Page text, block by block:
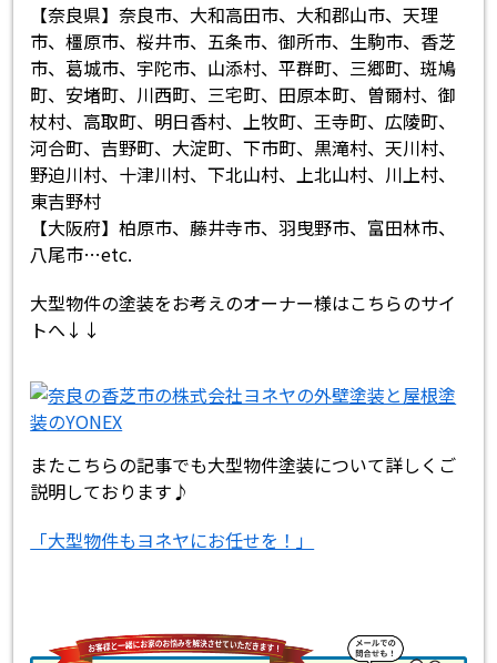
【奈良県】奈良市、大和高田市、大和郡山市、天理
市、橿原市、桜井市、五条市、御所市、生駒市、香芝
市、葛城市、宇陀市、山添村、平群町、三郷町、斑鳩
町、安堵町、川西町、三宅町、田原本町、曽爾村、御
杖村、高取町、明日香村、上牧町、王寺町、広陵町、
河合町、吉野町、大淀町、下市町、黒滝村、天川村、
野迫川村、十津川村、下北山村、上北山村、川上村、
東吉野村
【大阪府】柏原市、藤井寺市、羽曳野市、富田林市、
八尾市…etc.
大型物件の塗装をお考えのオーナー様はこちらのサイ
トへ↓↓
またこちらの記事でも大型物件塗装について詳しくご
説明しております♪
「大型物件もヨネヤにお任せを！」